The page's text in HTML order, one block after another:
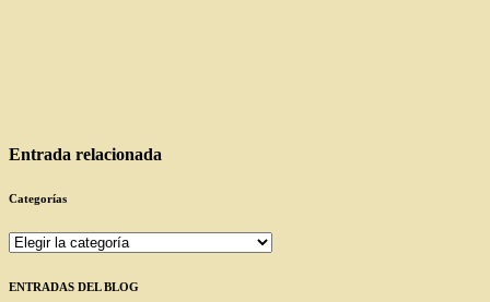
Entrada relacionada
Categorías
Categorías
ENTRADAS DEL BLOG